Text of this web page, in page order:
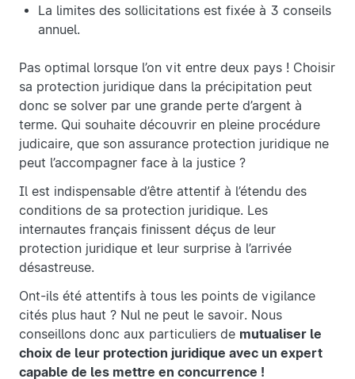
La limites des sollicitations est fixée à 3 conseils
annuel.
Pas optimal lorsque l’on vit entre deux pays ! Choisir
sa protection juridique dans la précipitation peut
donc se solver par une grande perte d’argent à
terme. Qui souhaite découvrir en pleine procédure
judicaire, que son assurance protection juridique ne
peut l’accompagner face à la justice ?
Il est indispensable d’être attentif à l’étendu des
conditions de sa protection juridique. Les
internautes français finissent déçus de leur
protection juridique et leur surprise à l’arrivée
désastreuse.
Ont-ils été attentifs à tous les points de vigilance
cités plus haut ? Nul ne peut le savoir. Nous
conseillons donc aux particuliers de mutualiser le
choix de leur protection juridique avec un expert
capable de les mettre en concurrence !